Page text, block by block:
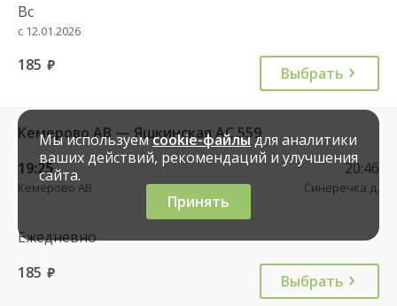
Вс
с 12.01.2026
185 руб. Выбрать
Кемерово АВ — Яшкинская АС 559
19:25
Кемерово АВ
20:46
Синеречка д.
Ежедневно
185 руб. Выбрать
Мы используемcookie-файлыдля аналитики
ваших действий, рекомендаций и улучшения
сайта.
Принять